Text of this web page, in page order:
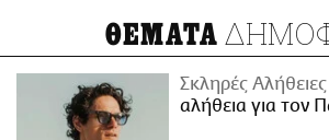
ΘΕΜΑΤΑ
Σκληρές Αλήθειες
αλήθεια για τον